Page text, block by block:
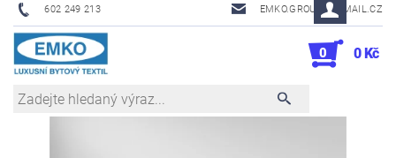
602 249 213 EMKO.GROUSL@EMAIL.CZ
0 0 Kč